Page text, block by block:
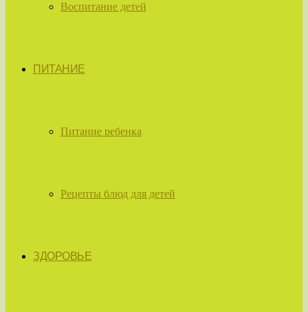
Воспитание детей
ПИТАНИЕ
Питание ребенка
Рецепты блюд для детей
ЗДОРОВЬЕ